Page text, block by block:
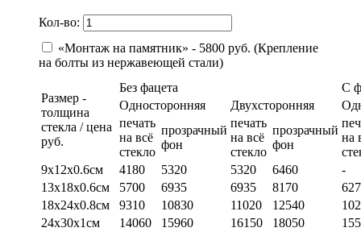
Кол-во:
«Монтаж на памятник» - 5800 руб. (Крепление
на болты из нержавеющей стали)
Размер -
толщина
стекла / цена
руб.
Без фацета
С
Односторонняя
Двухсторонняя
печать
на всё
стекло
прозрачный
фон
печать
на всё
стекло
прозрачный
фон
на
9х12х0.6см
4180 5320 5320 6460
-
13х18х0.6см
5700 6935 6935 8170
18х24х0.8см
9310 10830 11020 12540
24х30х1см
14060 15960 16150 18050